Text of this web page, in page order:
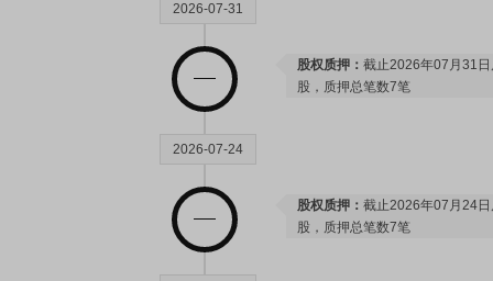
2026-07-31
股权质押： 截止2026年07月31
股，质押总笔数7笔
2026-07-24
股权质押： 截止2026年07月24
股，质押总笔数7笔